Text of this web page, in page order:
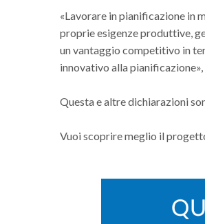
«Lavorare in pianificazione in
proprie esigenze produttive,
un vantaggio competitivo in
innovativo alla
Questa e altre dichiarazioni
Vuoi scoprire meglio il